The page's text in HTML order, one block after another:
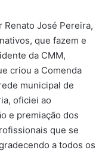
José Pereira,
que fazem e
da CMM,
criou a Comenda
municipal de
oficiei ao
e premiação dos
que se
a todos os